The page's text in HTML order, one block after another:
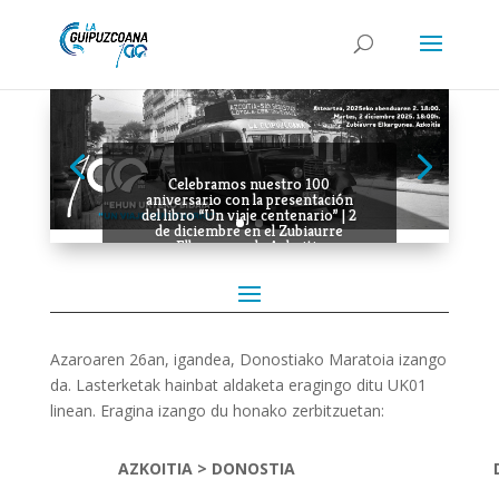
Celebramos nuestro 100
aniversario con la presentación
del libro “Un viaje centenario” | 2
de diciembre en el Zubiaurre
Elkargunea de Azkoitia
Azaroaren 26an, igandea, Donostiako Maratoia izango
da. Lasterketak hainbat aldaketa eragingo ditu UK01
linean. Eragina izango du honako zerbitzuetan:
AZKOITIA > DONOSTIA